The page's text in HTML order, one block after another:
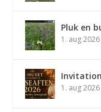
Pluk en
1. aug 2026
1. aug 2026